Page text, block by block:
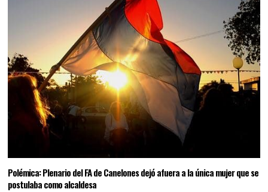
Polémica: Plenario del FA de Canelones dejó afuera a la única mujer que se
postulaba como alcaldesa